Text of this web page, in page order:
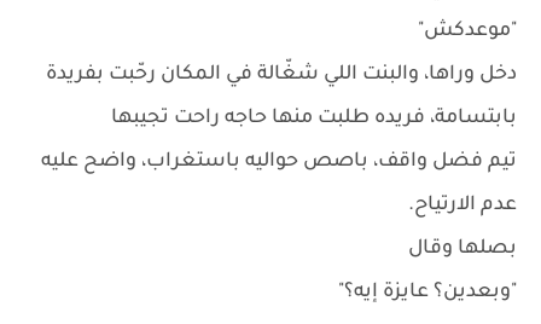
"موعدكش"
دخل وراها، والبنت اللي شغّالة في المكان رحّبت بفريدة
بابتسامة، فريده طلبت منها حاجه راحت تجيبها
تيم فضل واقف، باصص حواليه باستغراب، واضح عليه
عدم الارتياح.
بصلها وقال
"وبعدين؟ عايزة إيه؟"